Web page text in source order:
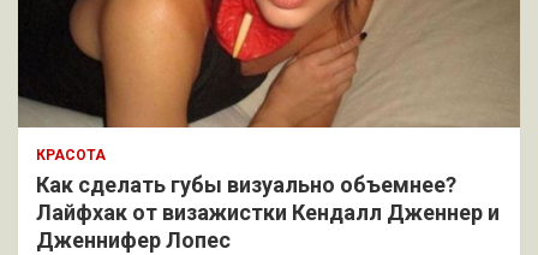
КРАСОТА
Как сделать губы визуально объемнее?
Лайфхак от визажистки Кендалл Дженнер и
Дженнифер Лопес